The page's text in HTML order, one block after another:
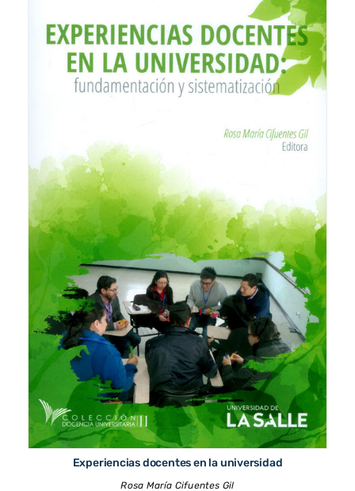
Experiencias docentes en la universidad
Rosa María Cifuentes Gil